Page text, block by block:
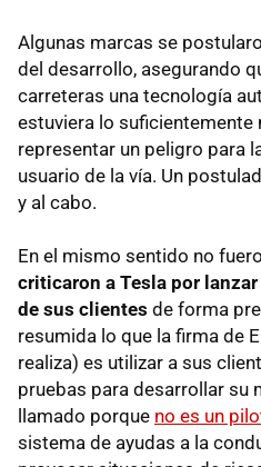
Algunas marcas se
del desarrollo, asegurando
carreteras una tecnología
estuviera lo suficientemente
representar un peligro para
usuario de la vía. Un
y al cabo.
En el mismo sentido no
criticaron a Tesla por
de sus clientes de forma
resumida lo que la firma de
realiza) es utilizar a sus
pruebas para desarrollar su
llamado porque no es un
sistema de ayudas a la